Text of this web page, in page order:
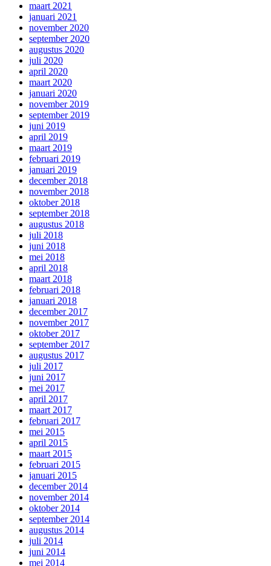
maart 2021
januari 2021
november 2020
september 2020
augustus 2020
juli 2020
april 2020
maart 2020
januari 2020
november 2019
september 2019
juni 2019
april 2019
maart 2019
februari 2019
januari 2019
december 2018
november 2018
oktober 2018
september 2018
augustus 2018
juli 2018
juni 2018
mei 2018
april 2018
maart 2018
februari 2018
januari 2018
december 2017
november 2017
oktober 2017
september 2017
augustus 2017
juli 2017
juni 2017
mei 2017
april 2017
maart 2017
februari 2017
mei 2015
april 2015
maart 2015
februari 2015
januari 2015
december 2014
november 2014
oktober 2014
september 2014
augustus 2014
juli 2014
juni 2014
mei 2014